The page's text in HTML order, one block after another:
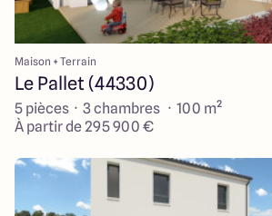
Maison + Terrain
Le Pallet (44330)
5 pièces · 3 chambres · 100 m²
À partir de 295 900 €